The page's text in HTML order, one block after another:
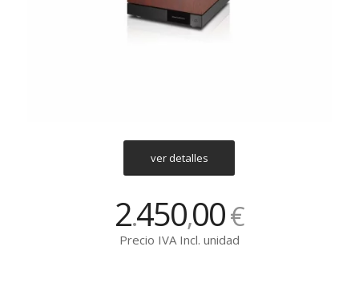
ver detalles
2.450,00€
Precio IVA Incl. unidad